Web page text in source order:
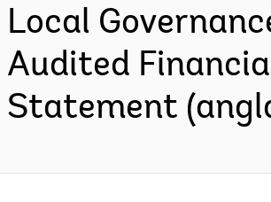
Local
Audited
Statement